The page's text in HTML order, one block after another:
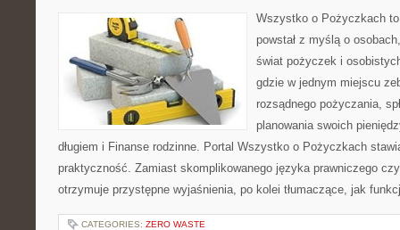
Wszystko o Pożyczkach
powstał z myślą o
świat pożyczek i
gdzie w jednym miejscu
rozsądnego pożyczania,
planowania swoich
długiem i Finanse rodzinne. Portal Wszystko o Pożyczkach
praktyczność. Zamiast skomplikowanego języka prawniczego
otrzymuje przystępne wyjaśnienia, po kolei tłumaczące, jak
CATEGORIES: ZERO WASTE